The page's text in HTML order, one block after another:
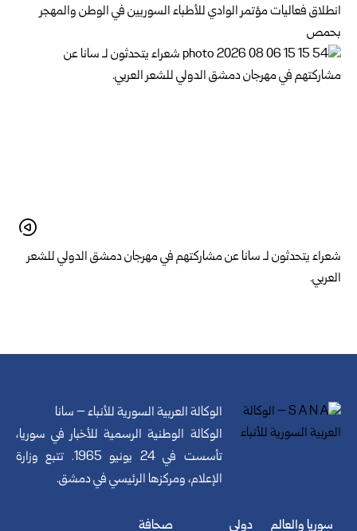
انطلاق فعاليات مؤتمر الوادي للأطباء السوريين في الوطن والمهجر
بحمص
شعراء يتحدثون لـ سانا عن مشاركتهم في مهرجان دمشق الدولي للشعر
العربي.
الوكالة العربية السورية للأنباء – سانا
الوكالة الوطنية الرسمية للأخبار في سوريا،
تأسست في 24 يونيو 1965. تتبع وزارة
الإعلام، ومركزها الرئيسي في دمشق.
سوريا والعالم دولي صحافة